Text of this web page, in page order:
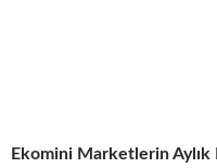
Ekomini Marketlerin Aylık